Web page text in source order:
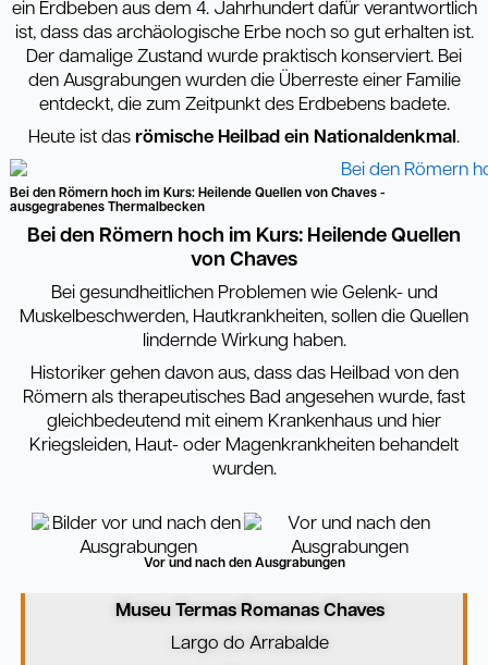
ein Erdbeben aus dem 4. Jahrhundert dafür verantwortlich
ist, dass das archäologische Erbe noch so gut erhalten ist.
Der damalige Zustand wurde praktisch konserviert. Bei
den Ausgrabungen wurden die Überreste einer Familie
entdeckt, die zum Zeitpunkt des Erdbebens badete.
Heute ist das römische Heilbad ein Nationaldenkmal .
Bei den Römern hoch im Kurs: Heilende Quellen von Chaves -
ausgegrabenes Thermalbecken
Bei den Römern hoch im Kurs: Heilende Quellen
von Chaves
Bei gesundheitlichen Problemen wie Gelenk- und
Muskelbeschwerden, Hautkrankheiten, sollen die Quellen
lindernde Wirkung haben.
Historiker gehen davon aus, dass das Heilbad von den
Römern als therapeutisches Bad angesehen wurde, fast
gleichbedeutend mit einem Krankenhaus und hier
Kriegsleiden, Haut- oder Magenkrankheiten behandelt
wurden.
Vor und nach den Ausgrabungen
Museu Termas Romanas Chaves
Largo do Arrabalde